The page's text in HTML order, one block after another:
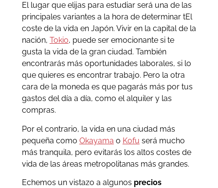
El lugar que elijas para estudiar será una de las
principales variantes a la hora de determinar tEl
coste de la vida en Japón. Vivir en la capital de la
nación, Tokio, puede ser emocionante si te
gusta la vida de la gran ciudad. También
encontrarás más oportunidades laborales, si lo
que quieres es encontrar trabajo. Pero la otra
cara de la moneda es que pagarás más por tus
gastos del día a día, como el alquiler y las
compras.
Por el contrario, la vida en una ciudad más
pequeña como Okayama o Kofu será mucho
más tranquila, pero evitarás los altos costes de
vida de las áreas metropolitanas más grandes.
Echemos un vistazo a algunos precios